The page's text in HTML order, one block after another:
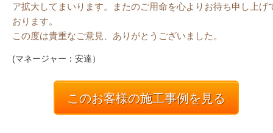
ア拡大してまいります。またのご用命を心よりお待ち申し上げ
おります。
この度は貴重なご意見、ありがとうございました。
(マネージャー：安達）
このお客様の施工事例を見る